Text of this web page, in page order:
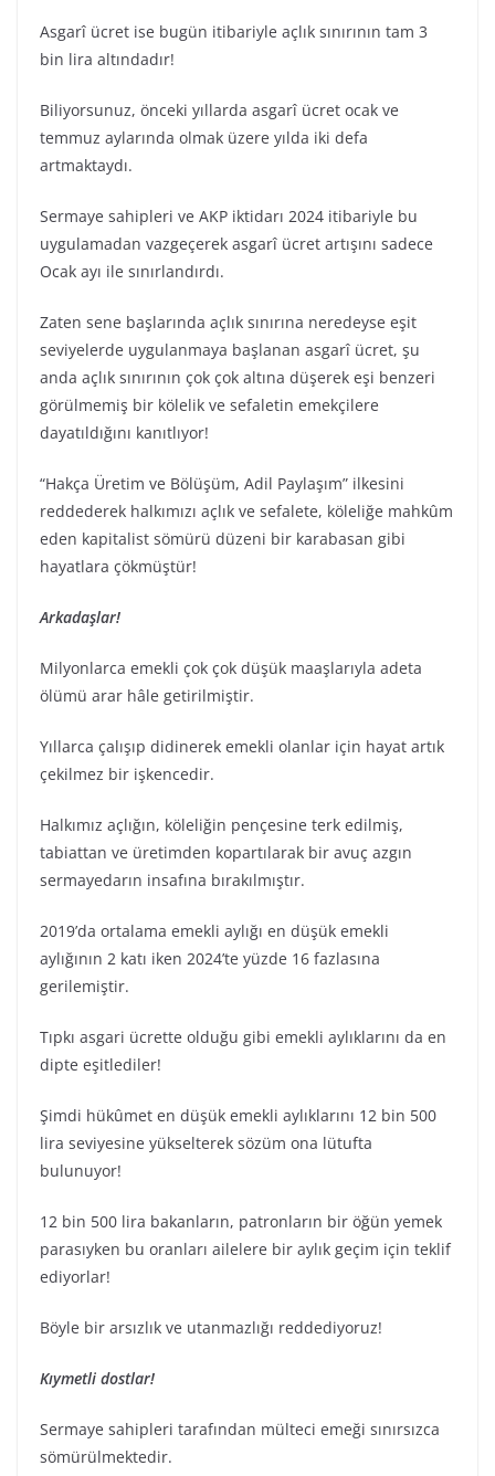
Asgarî ücret ise bugün itibariyle açlık sınırının tam 3
bin lira altındadır!
Biliyorsunuz, önceki yıllarda asgarî ücret ocak ve
temmuz aylarında olmak üzere yılda iki defa
artmaktaydı.
Sermaye sahipleri ve AKP iktidarı 2024 itibariyle bu
uygulamadan vazgeçerek asgarî ücret artışını sadece
Ocak ayı ile sınırlandırdı.
Zaten sene başlarında açlık sınırına neredeyse eşit
seviyelerde uygulanmaya başlanan asgarî ücret, şu
anda açlık sınırının çok çok altına düşerek eşi benzeri
görülmemiş bir kölelik ve sefaletin emekçilere
dayatıldığını kanıtlıyor!
“Hakça Üretim ve Bölüşüm, Adil Paylaşım” ilkesini
reddederek halkımızı açlık ve sefalete, köleliğe mahkûm
eden kapitalist sömürü düzeni bir karabasan gibi
hayatlara çökmüştür!
Arkadaşlar!
Milyonlarca emekli çok çok düşük maaşlarıyla adeta
ölümü arar hâle getirilmiştir.
Yıllarca çalışıp didinerek emekli olanlar için hayat artık
çekilmez bir işkencedir.
Halkımız açlığın, köleliğin pençesine terk edilmiş,
tabiattan ve üretimden kopartılarak bir avuç azgın
sermayedarın insafına bırakılmıştır.
2019’da ortalama emekli aylığı en düşük emekli
aylığının 2 katı iken 2024’te yüzde 16 fazlasına
gerilemiştir.
Tıpkı asgari ücrette olduğu gibi emekli aylıklarını da en
dipte eşitlediler!
Şimdi hükûmet en düşük emekli aylıklarını 12 bin 500
lira seviyesine yükselterek sözüm ona lütufta
bulunuyor!
12 bin 500 lira bakanların, patronların bir öğün yemek
parasıyken bu oranları ailelere bir aylık geçim için teklif
ediyorlar!
Böyle bir arsızlık ve utanmazlığı reddediyoruz!
Kıymetli dostlar!
Sermaye sahipleri tarafından mülteci emeği sınırsızca
sömürülmektedir.